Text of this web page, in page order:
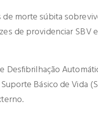
morte súbita
de providenciar SBV
Desfibrilhação
Básico de Vida